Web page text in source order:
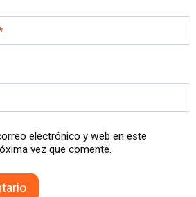
electrónico y web en este
vez que comente.